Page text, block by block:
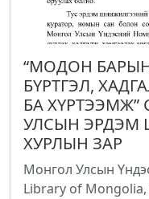
“МОДОН
БҮРТГЭЛ,
БА
УЛСЫН
ХУРЛЫН ЗАР
Монгол Улсын
Library of Mongolia,